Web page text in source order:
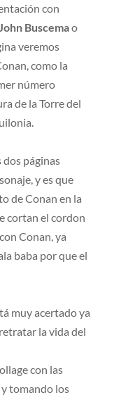
con
Buscemao
veremos
como la
número
de la Torre del
dos páginas
y es que
de Conan en la
cortan el cordon
Conan, ya
baba por que el
muy acertado ya
la vida del
con las
tomando los